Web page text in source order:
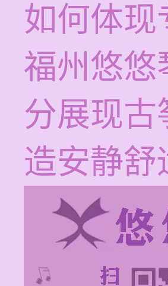
如何体现
福州悠悠
分展现
造安静舒